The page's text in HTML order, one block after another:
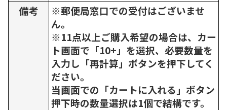
備考
※郵便局窓口での受付はございませ
ん。
※11点以上ご購入希望の場合は、カー
ト画面で「10+」を選択、必要数量を
入力し「再計算」ボタンを押下してく
ださい。
当画面での「カートに入れる」ボタン
押下時の数量選択は1個で結構です。